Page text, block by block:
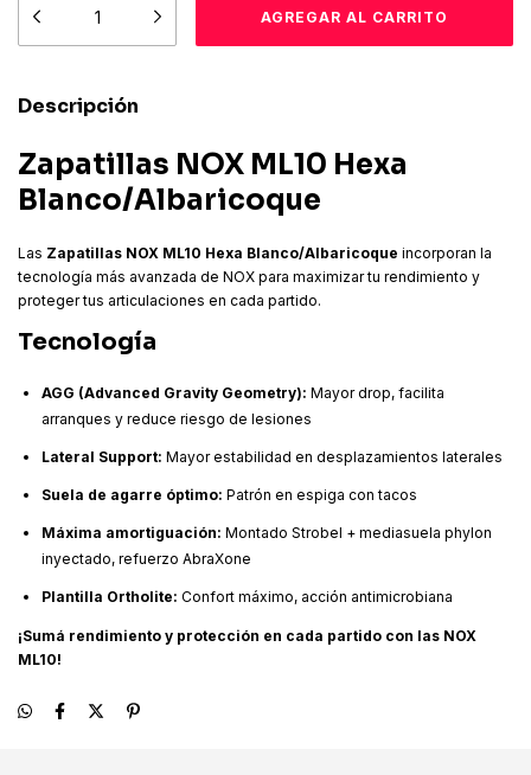
Descripción
Zapatillas NOX ML10 Hexa
Blanco/Albaricoque
Las Zapatillas NOX ML10 Hexa Blanco/Albaricoque incorporan la
tecnología más avanzada de NOX para maximizar tu rendimiento y
proteger tus articulaciones en cada partido.
Tecnología
AGG (Advanced Gravity Geometry): Mayor drop, facilita
arranques y reduce riesgo de lesiones
Lateral Support: Mayor estabilidad en desplazamientos laterales
Suela de agarre óptimo: Patrón en espiga con tacos
Máxima amortiguación: Montado Strobel + mediasuela phylon
inyectado, refuerzo AbraXone
Plantilla Ortholite: Confort máximo, acción antimicrobiana
¡Sumá rendimiento y protección en cada partido con las NOX
ML10!